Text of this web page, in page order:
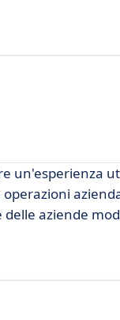
un'esperienza
aziende